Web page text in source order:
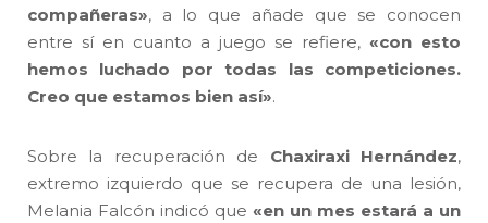
compañeras», a lo que añade que se conocen
entre sí en cuanto a juego se refiere, «con esto
hemos luchado por todas las competiciones.
Creo que estamos bien así».
Sobre la recuperación de Chaxiraxi Hernández,
extremo izquierdo que se recupera de una lesión,
Melania Falcón indicó que «en un mes estará a un